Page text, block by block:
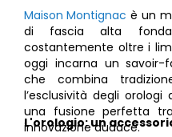
Maison Montignac è un
di fascia alta
costantemente oltre i
oggi incarna un savoir-
che combina
l’esclusività degli orologi
una fusione perfetta
innovazione audace.
L'orologio: un